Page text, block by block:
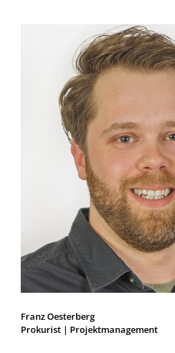
Franz Oesterberg
Prokurist | Projektmanagement